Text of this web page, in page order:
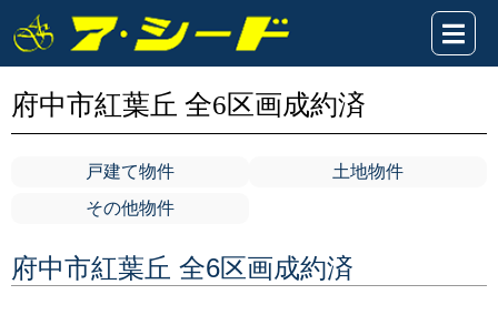
府中市紅葉丘 全6区画成約済
戸建て物件
土地物件
その他物件
府中市紅葉丘 全6区画成約済